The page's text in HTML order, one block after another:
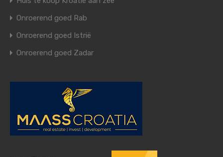
Onroerend goed Rab
Onroerend goed Istrië
Onroerend goed Zadar